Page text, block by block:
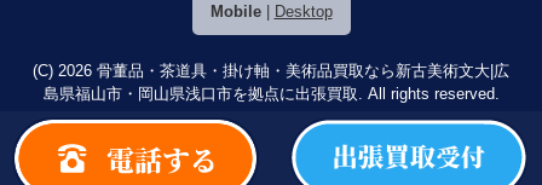
Mobile| Desktop
(C) 2026 骨董品・茶道具・掛け軸・美術品買取なら新古美術文大|広
島県福山市・岡山県浅口市を拠点に出張買取. All rights reserved.